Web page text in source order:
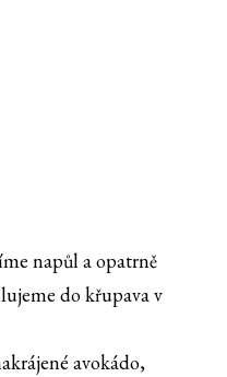
napůl a opatrně
do křupava v
avokádo,